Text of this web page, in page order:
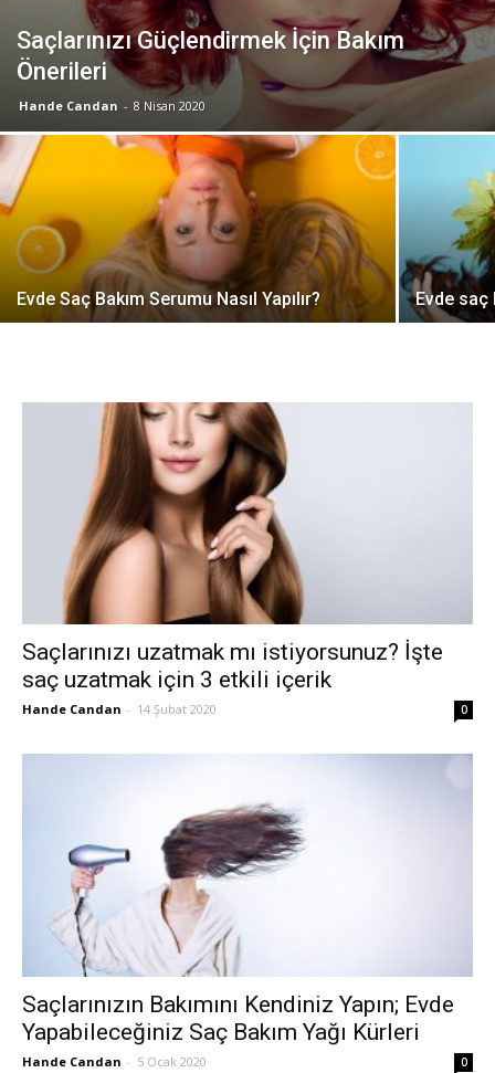
Saçlarınızı Güçlendirmek İçin Bakım
Önerileri
Hande Candan - 8 Nisan 2020
Evde Saç Bakım Serumu Nasıl Yapılır? Evde saç
Saçlarınızı uzatmak mı istiyorsunuz? İşte
saç uzatmak için 3 etkili içerik
Hande Candan - 14 Şubat 2020 0
Saçlarınızın Bakımını Kendiniz Yapın; Evde
Yapabileceğiniz Saç Bakım Yağı Kürleri
Hande Candan - 5 Ocak 2020 0